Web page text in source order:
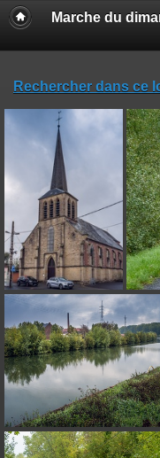
Marche du
Rechercher dans ce